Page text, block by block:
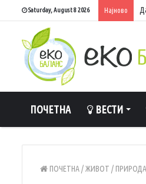
Saturday, August 8 2026 Најново
ПОЧЕТНА ВЕСТИ
ПОЧЕТНА/ЖИВОТ / ПРИРОДА